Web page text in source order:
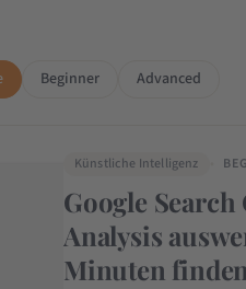
Beginner Advanced
Künstliche Intelligenz
Google
Analysis
Minuten finden